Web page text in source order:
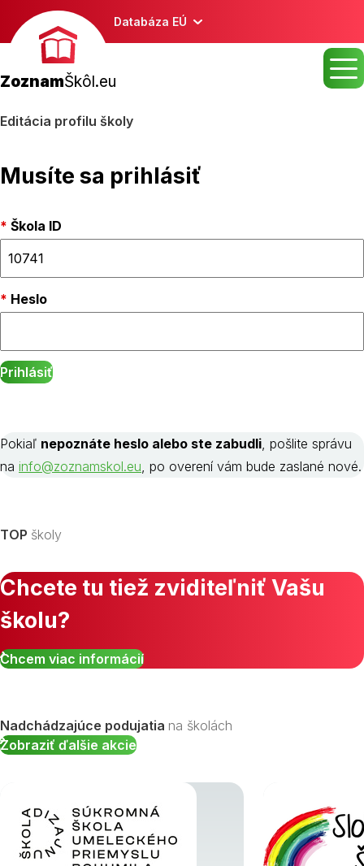
Databáza EÚ
ZoznamŠkôl.eu
Editácia profilu školy
Musíte sa prihlásiť
Škola ID
Heslo
Pokiaľ nepoznáte heslo alebo ste zabudli, pošlite správu
na info@zoznamskol.eu, po overení vám bude zaslané nové.
TOP školy
Chcete tu tiež zviditeľniť Vašu
školu?
Chcem viac informácií
Nadchádzajúce podujatia na školách
Zobraziť ďalšie akcie